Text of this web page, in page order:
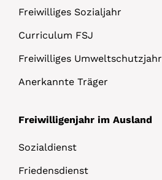
Freiwilliges Sozialjahr
Curriculum FSJ
Freiwilliges Umweltschutzjahr
Anerkannte Träger
Freiwilligenjahr im Ausland
Sozialdienst
Friedensdienst